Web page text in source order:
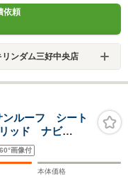
依頼
リンダム三好中央店
ルーフ シート
ッド ナビ
コ DVD再生
軽減システ
画像付
本体価格